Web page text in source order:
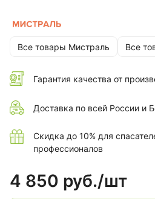
ТР ТС 019/2011
Все товары Мистраль Все
Гарантия качества от
Доставка по всей России и
Скидка до 10% для
профессионалов
4 850 руб./шт